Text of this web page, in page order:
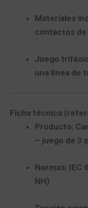
Materiales
contactos
Juego
una línea de
Ficha técnica
Producto:
– juego de 3
Normas: IEC
NH)